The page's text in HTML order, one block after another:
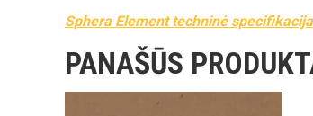
Sphera Element techninė specifikacija
PANAŠŪS